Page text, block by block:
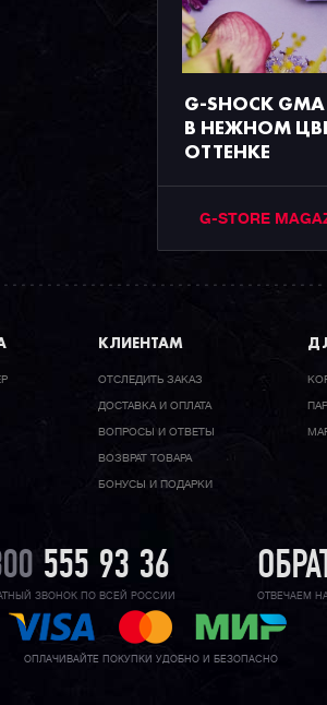
G-SHOCK
В НЕЖНОМ
ОТТЕНКЕ
G-STORE
КЛИЕНТАМ
ОТСЛЕДИТЬ ЗАКАЗ
ДОСТАВКА И ОПЛАТА
ВОПРОСЫ И ОТВЕТЫ
ВОЗВРАТ ТОВАРА
БОНУСЫ И ПОДАРКИ
555 93 36
ЗВОНОК ПО ВСЕЙ РОССИИ ОТВЕЧАЕМ
ОПЛАЧИВАЙТЕ ПОКУПКИ УДОБНО И БЕЗОПАСНО